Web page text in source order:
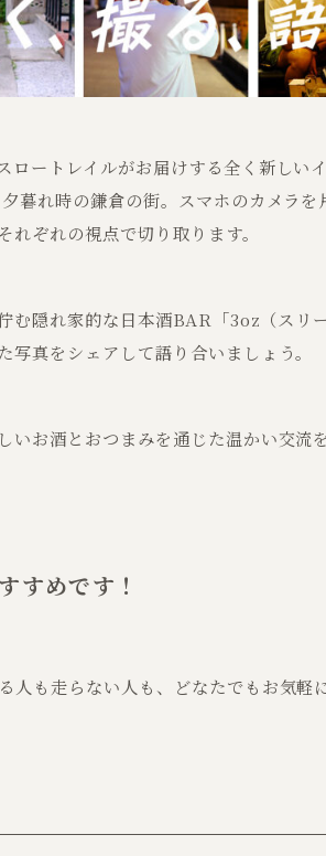
ロートレイルがお届けする全く新しい
暮れ時の鎌倉の街。スマホのカメラ
ぞれの視点で切り取ります。
む隠れ家的な日本酒BAR「3oz（スリ
真をシェアして語り合いましょう。
いお酒とおつまみを通じた温かい交流
すめです！
も走らない人も、どなたでもお気軽